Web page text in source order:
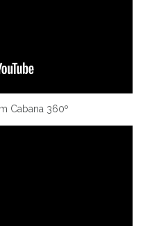
Cabana 360º